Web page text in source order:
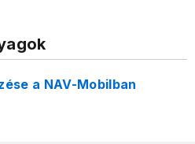
a NAV-Mobilban